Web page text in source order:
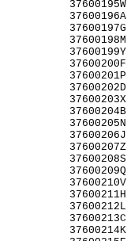
37600195W
37600196A
37600197G
37600198M
37600199Y
37600200F
37600201P
37600202D
37600203X
37600204B
37600205N
37600206J
37600207Z
37600208S
37600209Q
37600210V
37600211H
37600212L
37600213C
37600214K